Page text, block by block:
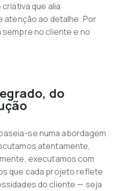
que alia
atenção ao detalhe. Por
no cliente e no
do
se numa abordagem
atentamente,
executamos com
que cada projeto reflete
do cliente — seja